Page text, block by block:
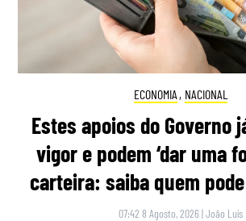
ECONOMIA , NACIONAL
Estes apoios do Governo
vigor e podem ‘dar uma
carteira: saiba quem
07:42 8 Agosto, 2026 |João Luís